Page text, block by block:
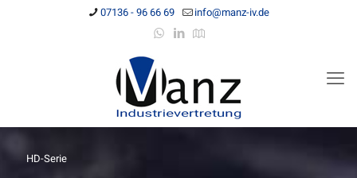
07136 - 96 66 69 info@manz-iv.de
HD-Serie